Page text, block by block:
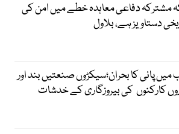
مشترکہ دفاعی معاہدہ خطے میں امن کی
دستاویز ہے، بلاول
پانی کا بحران؛سیکڑوں صنعتیں بند اور
کارکنوں کی بیروزگاری کے خدشات